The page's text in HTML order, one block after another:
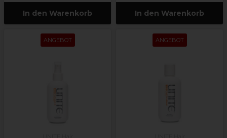
In den Warenkorb In den Warenkorb
ANGEBOT ANGEBOT